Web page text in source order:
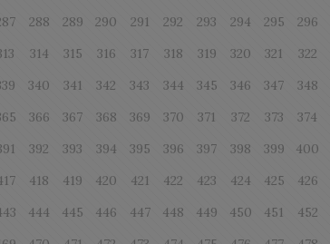
288 289 290 291 292 293 294 295 296
314 315 316 317 318 319 320 321 322
340 341 342 343 344 345 346 347 348
366 367 368 369 370 371 372 373 374
392 393 394 395 396 397 398 399 400
418 419 420 421 422 423 424 425 426
444 445 446 447 448 449 450 451 452